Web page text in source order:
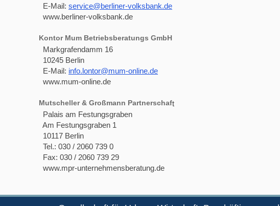
E-Mail: service@berliner-volksbank.de
www.berliner-volksbank.de
Kontor Mum Betriebsberatungs GmbH
Markgrafendamm 16
10245 Berlin
E-Mail: info.lontor@mum-online.de
www.mum-online.de
Mutscheller & Großmann Partnerschaft
Palais am Festungsgraben
Am Festungsgraben 1
10117 Berlin
Tel.: 030 / 2060 739 0
Fax: 030 / 2060 739 29
www.mpr-unternehmensberatung.de